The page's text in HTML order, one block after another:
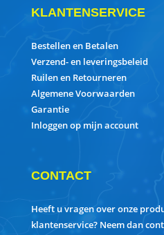
KLANTENSERVICE
Bestellen en Betalen
Verzend- en leveringsbeleid
Ruilen en Retourneren
Algemene Voorwaarden
Garantie
Inloggen op mijn account
CONTACT
Heeft u vragen over onze
klantenservice? Neem dan